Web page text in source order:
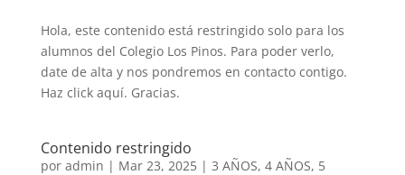
Hola, este contenido está restringido solo para los
alumnos del Colegio Los Pinos. Para poder verlo,
date de alta y nos pondremos en contacto contigo.
Haz click aquí. Gracias.
Contenido restringido
por admin | Mar 23, 2025| 3 AÑOS, 4 AÑOS, 5